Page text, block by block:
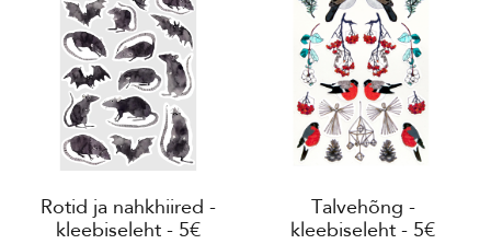
Rotid ja nahkhiired -
kleebiseleht - 5€
Talvehõng -
kleebiseleht - 5€